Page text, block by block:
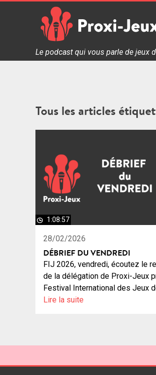
Proxi Jeux - Le podcast qui vous
Le podcast qui vous parle de jeux
Tous les articles
1:08:57
28/02/2026
DÉBRIEF DU VENDREDI
FIJ 2026, vendredi, écoutez le
de la délégation de Proxi-Jeux
Festival International des Jeux
Lire la suite